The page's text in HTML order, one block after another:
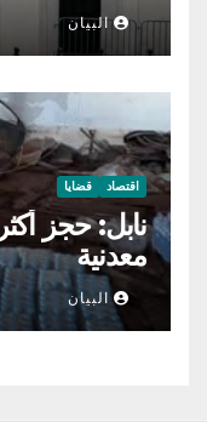
البيان
اقتصاد قضايا
معدنية
البيان